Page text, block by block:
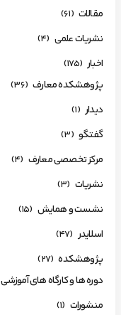
مقالات (61)
نشریات علمی (4)
اخبار (175)
پژوهشکده معارف (36)
دیدار (1)
گفتگو (3)
مرکز تخصصی معارف (4)
نشریات (3)
نشست و همایش (15)
اسلایدر (47)
پژوهشکده (27)
دوره ها و کارگاه های آموزشی
منشورات (1)